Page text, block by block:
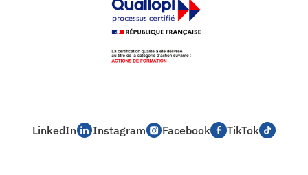
LinkedIn Instagram Facebook TikTok